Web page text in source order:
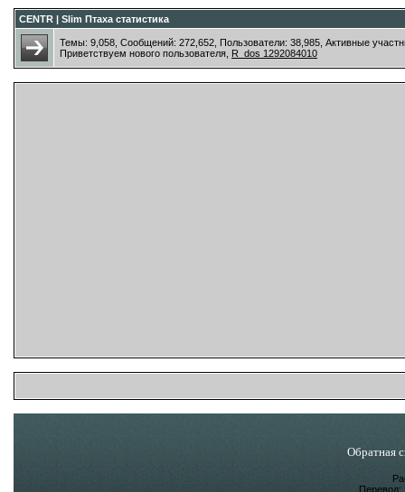
CENTR | Slim Птаха статистика
Темы: 9,058, Сообщений: 272,652, Пользователи: 38,985, Активные
Приветствуем нового пользователя, R_dos 1292084010
Обратная
Перевод: